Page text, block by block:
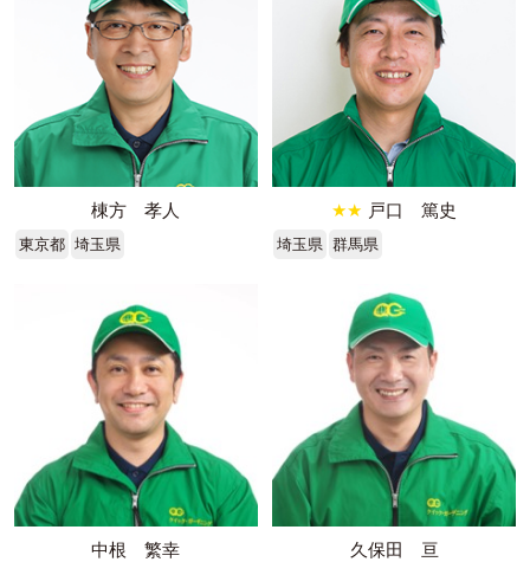
棟方 孝人
東京都 埼玉県
★★ 戸口 篤史
埼玉県 群馬県
中根 繁幸 久保田 亘